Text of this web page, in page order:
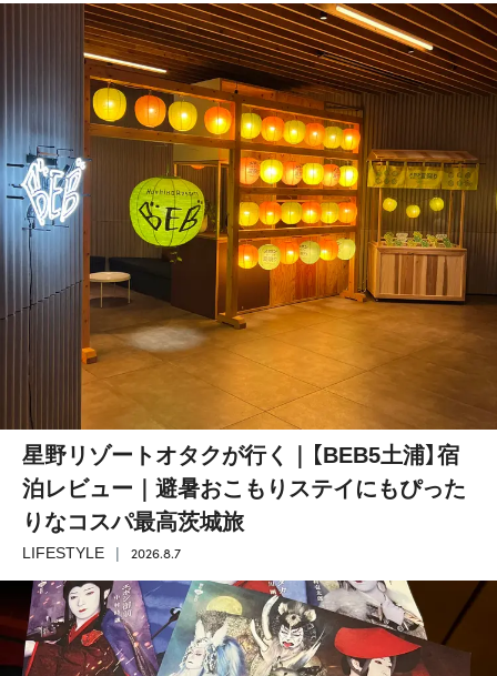
星野リゾートオタクが行く｜【BEB5土浦】宿
泊レビュー｜避暑おこもりステイにもぴった
りなコスパ最高茨城旅
LIFESTYLE 2026.8.7